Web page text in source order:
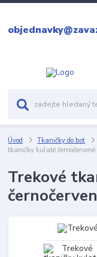
Úvod Tkaničky do bot
tkaničky kulaté černočervené
Trekové